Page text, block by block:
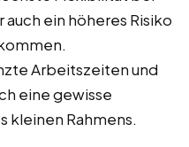
ein höheres Risiko
Arbeitszeiten und
eine gewisse
kleinen Rahmens.